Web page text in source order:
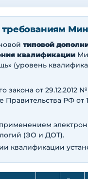
типовой
квалификации
(уровень
закона от
РФ от
(ЭО и ДОТ).
квалификации